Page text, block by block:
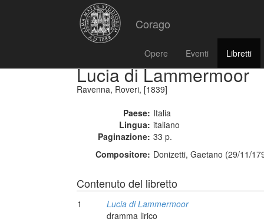
Corago
Opere Eventi Libretti
Lucia di Lammermoor
Ravenna, Roveri, [1839]
Paese: Italia
Lingua: italiano
Paginazione: 33 p.
Compositore: Donizetti, Gaetano (29/11/
Contenuto del libretto
1
Lucia di Lammermoor
dramma lirico